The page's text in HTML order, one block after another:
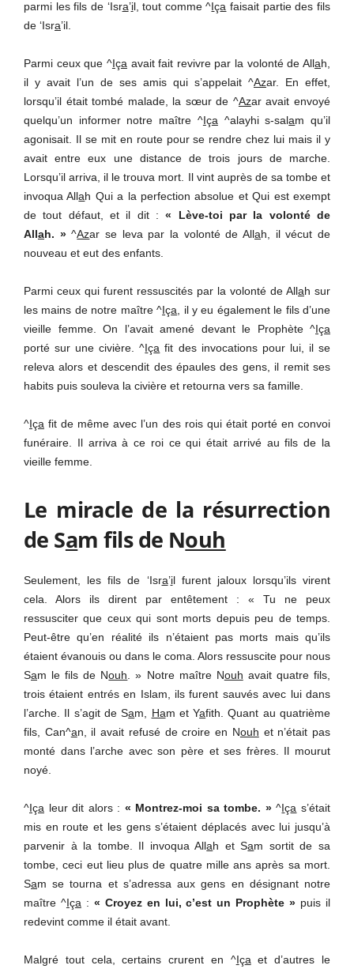
parmi les fils de ‘Isra’il, tout comme ^Iça faisait partie des fils
de ‘Isra’il.
Parmi ceux que ^Iça avait fait revivre par la volonté de Allah,
il y avait l’un de ses amis qui s’appelait ^Azar. En effet,
lorsqu’il était tombé malade, la sœur de ^Azar avait envoyé
quelqu’un informer notre maître ^Iça ^alayhi s-salam qu’il
agonisait. Il se mit en route pour se rendre chez lui mais il y
avait entre eux une distance de trois jours de marche.
Lorsqu’il arriva, il le trouva mort. Il vint auprès de sa tombe et
invoqua Allah Qui a la perfection absolue et Qui est exempt
de tout défaut, et il dit :« Lève-toi par la volonté de
Allah. »^Azar se leva par la volonté de Allah, il vécut de
nouveau et eut des enfants.
Parmi ceux qui furent ressuscités par la volonté de Allah sur
les mains de notre maître ^Iça , il y eu également le fils d’une
vieille femme. On l’avait amené devant le Prophète ^Iça
porté sur une civière. ^Iça fit des invocations pour lui, il se
releva alors et descendit des épaules des gens, il remit ses
habits puis souleva la civière et retourna vers sa famille.
^Iça fit de même avec l’un des rois qui était porté en convoi
funéraire. Il arriva à ce roi ce qui était arrivé au fils de la
vieille femme.
Le miracle de la résurrection
de Sam fils de Nouh
Seulement, les fils de ‘Isra’il furent jaloux lorsqu’ils virent
cela. Alors ils dirent par entêtement : « Tu ne peux
ressusciter que ceux qui sont morts depuis peu de temps.
Peut-être qu’en réalité ils n’étaient pas morts mais qu’ils
étaient évanouis ou dans le coma. Alors ressuscite pour nous
Sam le fils de Nouh . » Notre maître Nouh avait quatre fils,
trois étaient entrés en Islam, ils furent sauvés avec lui dans
l’arche. Il s’agit de Sam, Ham et Yafith. Quant au quatrième
fils, Can^an, il avait refusé de croire en Nouh et n’était pas
monté dans l’arche avec son père et ses frères. Il mourut
noyé.
^Iça leur dit alors : « Montrez-moi sa tombe. »^Iça s’était
mis en route et les gens s’étaient déplacés avec lui jusqu’à
parvenir à la tombe. Il invoqua Allah et Sam sortit de sa
tombe, ceci eut lieu plus de quatre mille ans après sa mort.
Sam se tourna et s’adressa aux gens en désignant notre
maître ^Iça : « Croyez en lui, c’est un Prophète » puis il
redevint comme il était avant.
Malgré tout cela, certains crurent en ^Iça et d’autres le